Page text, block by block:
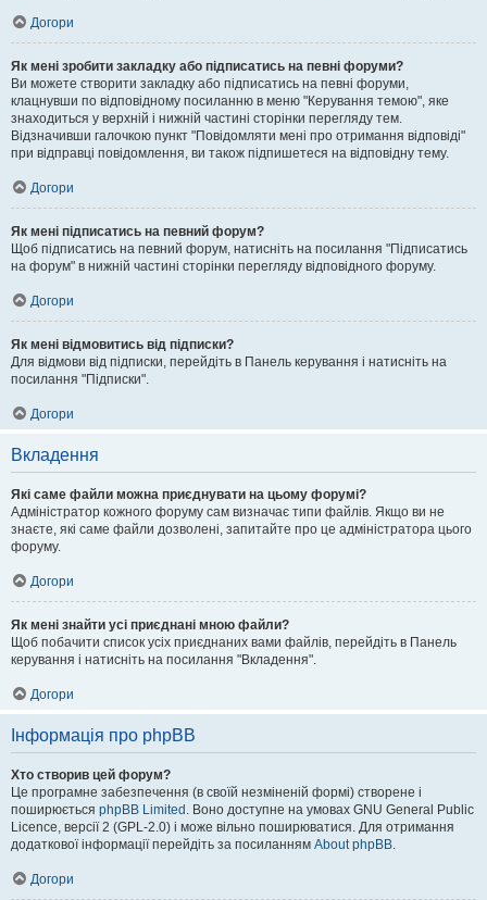
Догори
Як мені зробити закладку або підписатись на певні форуми?
Ви можете створити закладку або підписатись на певні форуми,
клацнувши по відповідному посиланню в меню "Керування темою", яке
знаходиться у верхній і нижній частині сторінки перегляду тем.
Відзначивши галочкою пункт "Повідомляти мені про отримання відповіді"
при відправці повідомлення, ви також підпишетеся на відповідну тему.
Догори
Як мені підписатись на певний форум?
Щоб підписатись на певний форум, натисніть на посилання "Підписатись
на форум" в нижній частині сторінки перегляду відповідного форуму.
Догори
Як мені відмовитись від підписки?
Для відмови від підписки, перейдіть в Панель керування і натисніть на
посилання "Підписки".
Догори
Вкладення
Які саме файли можна приєднувати на цьому форумі?
Адміністратор кожного форуму сам визначає типи файлів. Якщо ви не
знаєте, які саме файли дозволені, запитайте про це адміністратора цього
форуму.
Догори
Як мені знайти усі приєднані мною файли?
Щоб побачити список усіх приєднаних вами файлів, перейдіть в Панель
керування і натисніть на посилання "Вкладення".
Догори
Інформація про phpBB
Хто створив цей форум?
Це програмне забезпечення (в своїй незміненій формі) створене і
поширюється phpBB Limited . Воно доступне на умовах GNU General Public
Licence, версії 2 (GPL-2.0) і може вільно поширюватися. Для отримання
додаткової інформації перейдіть за посиланням About phpBB.
Догори